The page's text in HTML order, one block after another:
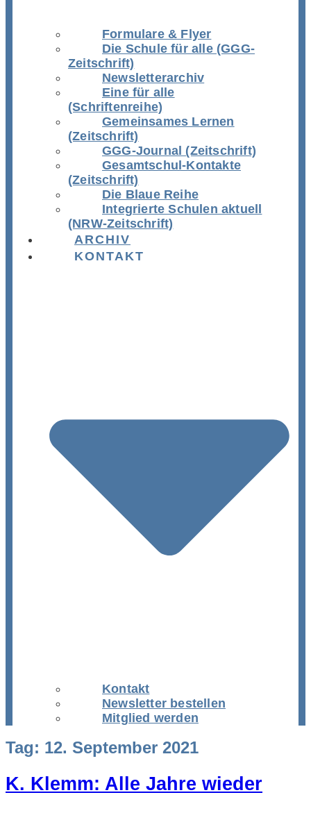
Formulare & Flyer
Die Schule für alle (GGG-
Zeitschrift)
Newsletterarchiv
Eine für alle
(Schriftenreihe)
Gemeinsames Lernen
(Zeitschrift)
GGG-Journal (Zeitschrift)
Gesamtschul-Kontakte
(Zeitschrift)
Die Blaue Reihe
Integrierte Schulen aktuell
(NRW-Zeitschrift)
ARCHIV
KONTAKT
Kontakt
Newsletter bestellen
Mitglied werden
Tag: 12. September 2021
K. Klemm: Alle Jahre wieder